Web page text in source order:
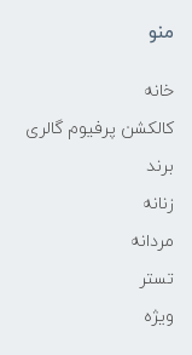
منو
خانه
کالکشن پرفیوم گالری
برند
زنانه
مردانه
تستر
ویژه